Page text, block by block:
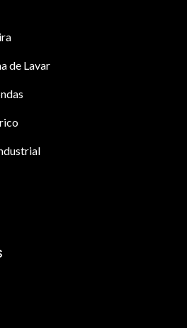
de Lavar